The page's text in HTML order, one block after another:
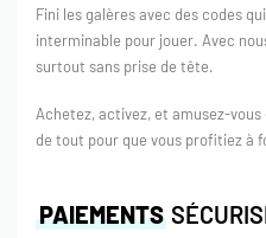
Fini les galères avec des codes
interminable pour jouer. Avec
surtout sans prise de tête.
Achetez, activez, et amusez-vous
de tout pour que vous profitiez à
PAIEMENTS